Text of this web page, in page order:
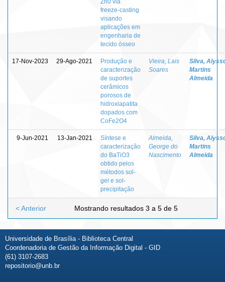
freeze-casting
visando
aplicações em
engenharia de
tecido ósseo
17-Nov-2023 29-Ago-2021
Produção e
caracterização
de suportes
cerâmicos
porosos de
hidroxiapatita
dopados com
CoFe2O4
Vieira, Lais
Soares
Silva,
Martins
Almeida
9-Jun-2021 13-Jan-2021
Síntese e
caracterização
do BaTiO3
obtido pelos
métodos sol-
gel e sol-
precipitação
Almeida,
George do
Nascimento
Silva,
Martins
Almeida
Mostrando resultados 3 a 5 de 5
< Anterior
Universidade de Brasília - Biblioteca Central
Coordenadoria de Gestão da Informação Digital - GID
(61) 3107-2683
repositorio@unb.br